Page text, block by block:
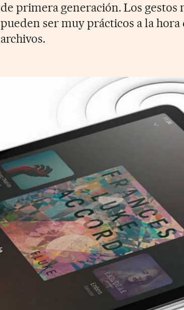
de primera generación. Los
pueden ser muy prácticos a la
archivos.